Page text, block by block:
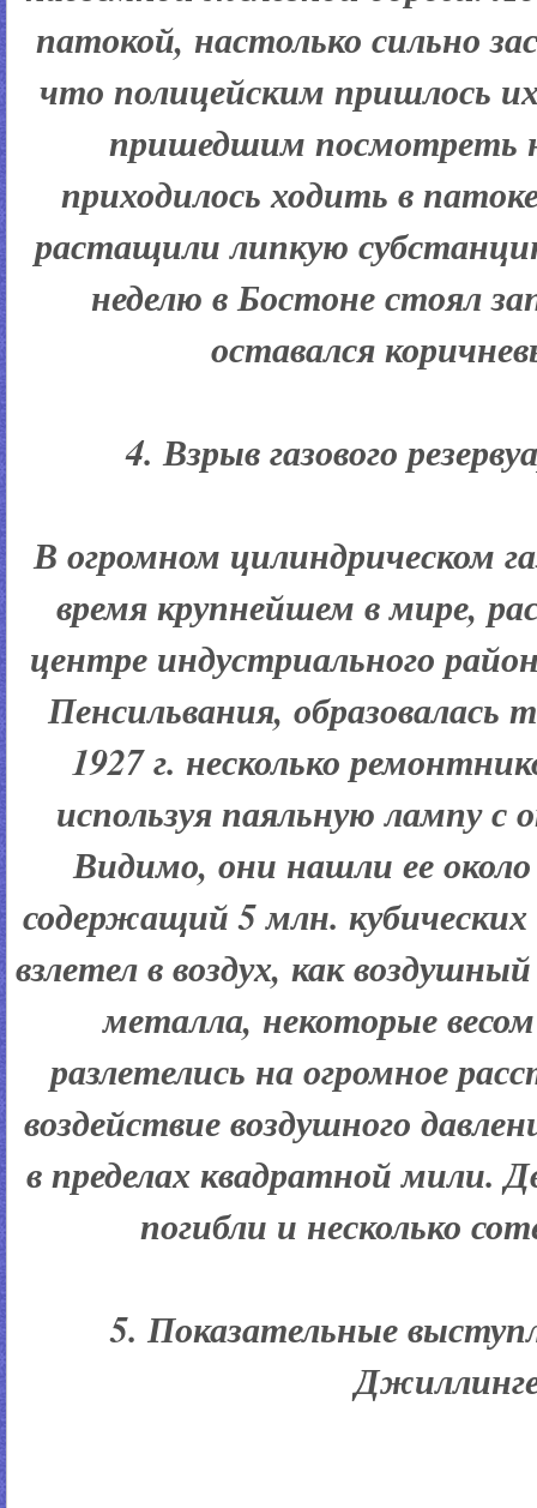
патокой, настолько сильно
что полицейским пришлось
пришедшим посмотреть
приходилось ходить в
растащили липкую
неделю в Бостоне стоял
оставался
4. Взрыв газового
В огромном цилиндрическом
время крупнейшем в мире,
центре индустриального
Пенсильвания,
1927 г. несколько
используя паяльную лампу
Видимо, они нашли ее около
содержащий 5 млн. кубических
взлетел в воздух, как
металла, некоторые
разлетелись на огромное
воздействие воздушного
в пределах квадратной мили.
погибли и несколько
5. Показательные